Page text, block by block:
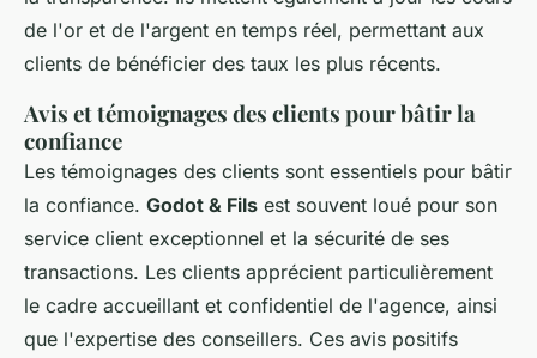
de l'or et de l'argent en temps réel, permettant aux
clients de bénéficier des taux les plus récents.
Avis et témoignages des clients pour bâtir la
confiance
Les témoignages des clients sont essentiels pour bâtir
la confiance. Godot & Fils est souvent loué pour son
service client exceptionnel et la sécurité de ses
transactions. Les clients apprécient particulièrement
le cadre accueillant et confidentiel de l'agence, ainsi
que l'expertise des conseillers. Ces avis positifs